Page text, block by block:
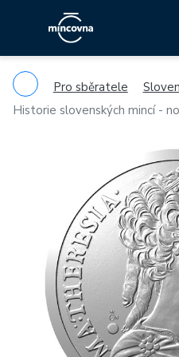
Pro sběratele
Historie slovenských mincí -
Previous